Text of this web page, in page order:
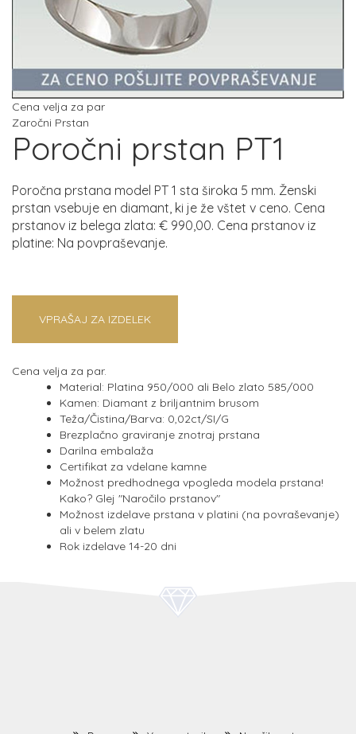
Cena velja za par
Zaročni Prstan
Poročni prstan PT1
Poročna prstana model PT 1 sta široka 5 mm. Ženski
prstan vsebuje en diamant, ki je že vštet v ceno. Cena
prstanov iz belega zlata: € 990,00. Cena prstanov iz
platine: Na povpraševanje.
VPRAŠAJ ZA IZDELEK
Cena velja za par.
Material: Platina 950/000 ali Belo zlato 585/000
Kamen: Diamant z briljantnim brusom
Teža/Čistina/Barva: 0,02ct/SI/G
Brezplačno graviranje znotraj prstana
Darilna embalaža
Certifikat za vdelane kamne
Možnost predhodnega vpogleda modela prstana!
Kako? Glej "Naročilo prstanov"
Možnost izdelave prstana v platini (na povraševanje)
ali v belem zlatu
Rok izdelave 14-20 dni